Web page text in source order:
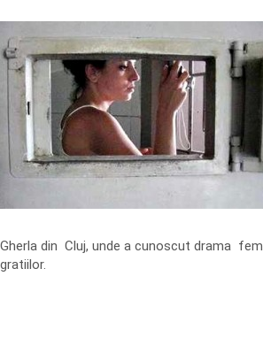
Gherla din Cluj, unde a cunoscut drama
gratiilor.